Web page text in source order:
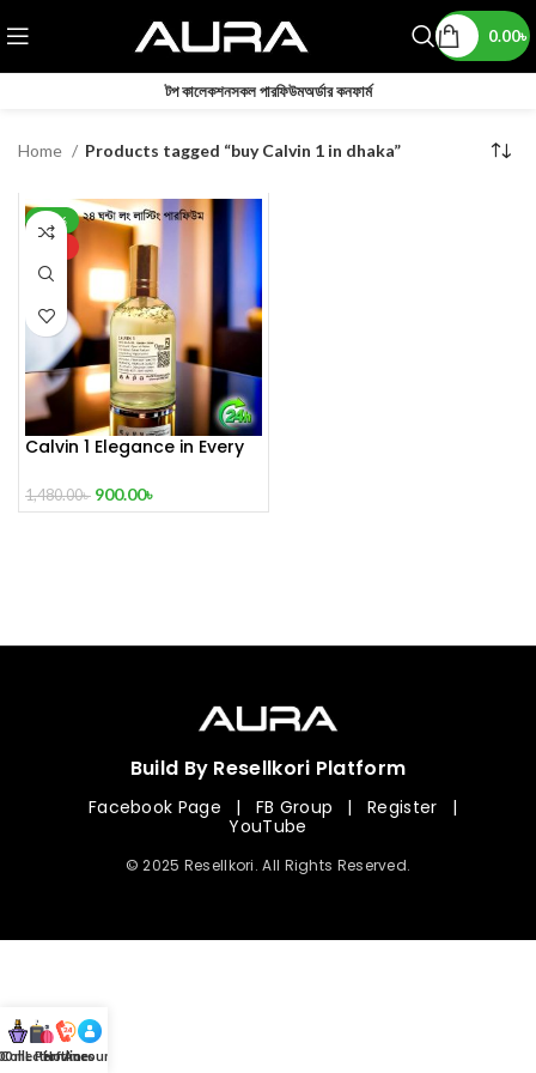
0.00৳
টপ কালেকশনসকল পারফিউমঅর্ডার কনফার্ম
Home Products tagged “buy Calvin 1 in dhaka”
-39%
Calvin 1 Elegance in Every
1,480.00৳ 900.00৳
Build By Resellkori Platform
Facebook Page | FB Group | Register
|
YouTube
© 2025 Resellkori. All Rights Reserved.
mL Perfumes
Hotline
Account